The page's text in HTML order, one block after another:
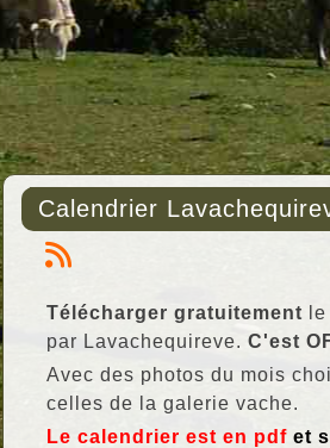
Calendrier
Télécharger gratuitement
par Lavachequireve. C'est
Avec des photos du mois
celles de la galerie vache.
Le calendrier est en pdf et